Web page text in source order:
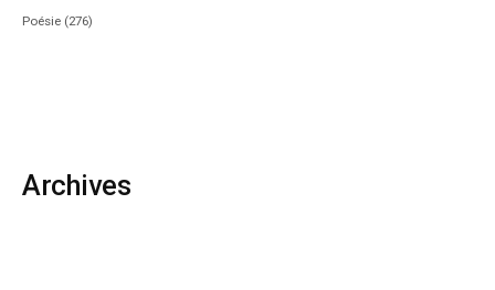
Poésie (276)
Archives